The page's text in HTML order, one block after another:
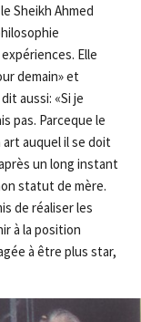
Sheikh Ahmed
Elle
demain» et
aussi: «Si je
pas. Parceque le
auquel il se doit
un long instant
statut de mère.
de réaliser les
à la position
à être plus star,